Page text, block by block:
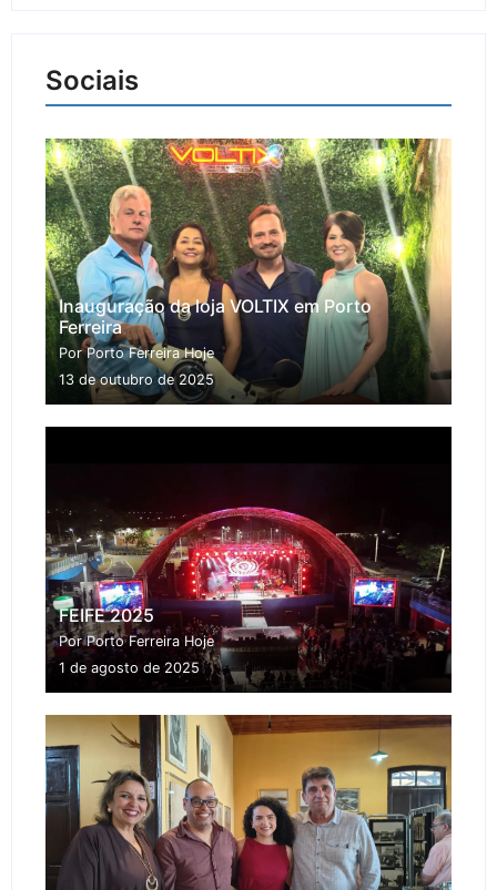
Sociais
Inauguração da loja VOLTIX em Porto
Ferreira
Por Porto Ferreira Hoje
13 de outubro de 2025
FEIFE 2025
Por Porto Ferreira Hoje
1 de agosto de 2025